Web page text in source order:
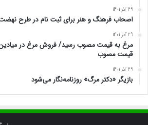
29 آذر 1401
اصحاب فرهنگ و هنر برای ثبت نام در طرح
29 آذر 1401
مرغ به قیمت مصوب رسید/ فروش مرغ در میادین
قیمت مصوب
29 آذر 1401
بازیگر «دکتر مرگ» روزنامه‌نگار می‌شود